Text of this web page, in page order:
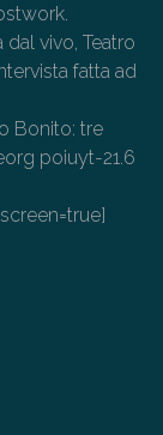
vivo, Teatro
fatta ad
Bonito: tre
poiuyt-21.6